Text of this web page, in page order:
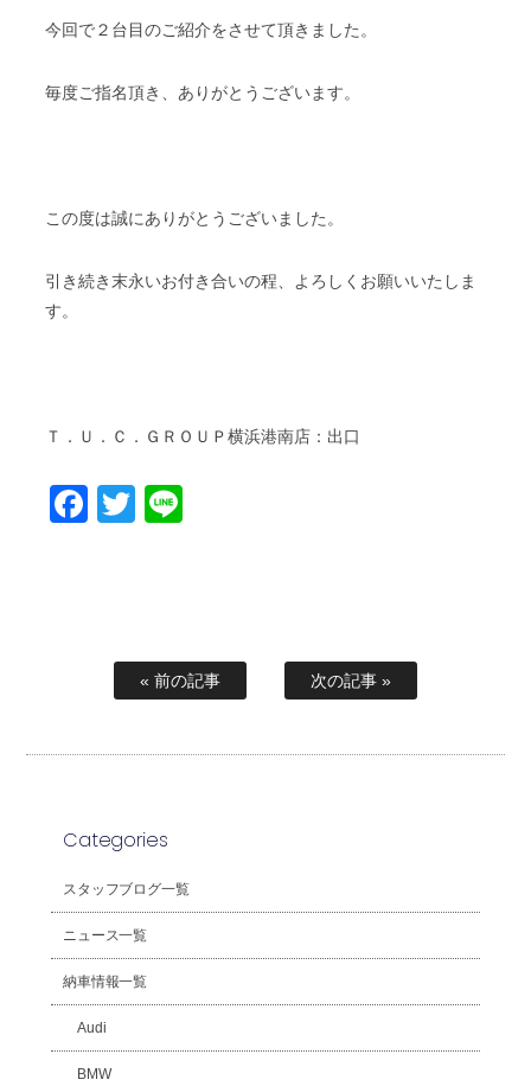
今回で２台目のご紹介をさせて頂きました。
毎度ご指名頂き、ありがとうございます。
この度は誠にありがとうございました。
引き続き末永いお付き合いの程、よろしくお願いいたしま
す。
Ｔ．Ｕ．Ｃ．ＧＲＯＵＰ横浜港南店：出口
Facebook
Twitter
« 前の記事 次の記事 »
Categories
スタッフブログ一覧
ニュース一覧
納車情報一覧
Audi
BMW